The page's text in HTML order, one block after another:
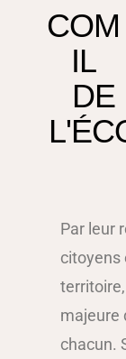
IL
Par leur
citoyens
majeure
chacun.